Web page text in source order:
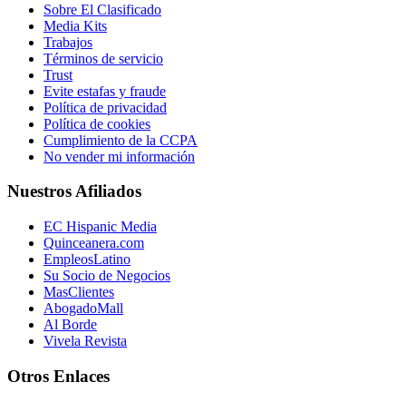
Sobre El Clasificado
Media Kits
Trabajos
Términos de servicio
Trust
Evite estafas y fraude
Política de privacidad
Política de cookies
Cumplimiento de la CCPA
No vender mi información
Nuestros Afiliados
EC Hispanic Media
Quinceanera.com
EmpleosLatino
Su Socio de Negocios
MasClientes
AbogadoMall
Al Borde
Vivela Revista
Otros Enlaces